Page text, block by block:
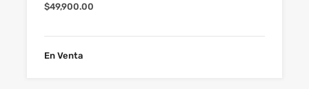
$49,900.00
En Venta